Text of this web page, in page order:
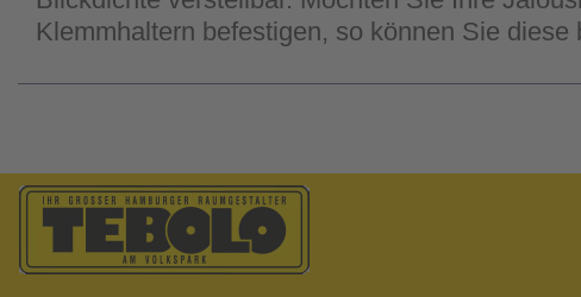
Klemmhaltern befestigen, so können Sie diese